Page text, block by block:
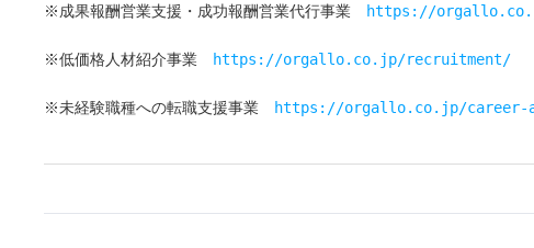
※成果報酬営業支援・成功報酬営業代行事業
https://
※低価格人材紹介事業 https://orgallo.co.jp/recruitment/
※未経験職種への転職支援事業 https://orgallo.co.jp/career-